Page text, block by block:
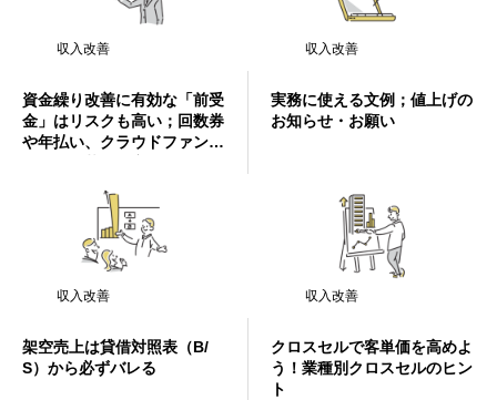
収入改善
資金繰り改善に有効な「前受
金」はリスクも高い；回数券
や年払い、クラウドファンデ
収入改善
実務に使える文例；値上げの
お知らせ・お願い
収入改善
架空売上は貸借対照表（B/
S）から必ずバレる
収入改善
クロスセルで客単価を高めよ
う！業種別クロスセルのヒン
ト